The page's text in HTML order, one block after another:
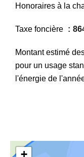
Honoraires à la
Taxe foncière
Montant estimé
pour un usage
l'énergie de
+